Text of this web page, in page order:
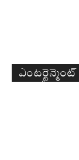
ఎంటర్టైన్మెంట్